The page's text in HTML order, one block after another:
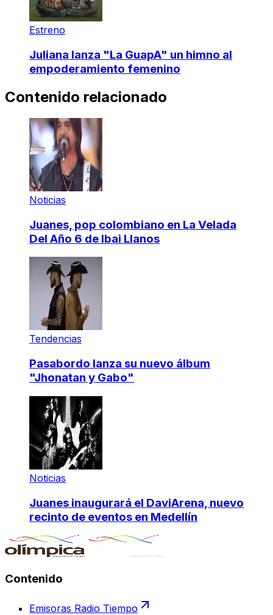
Estreno
Juliana lanza "La GuapA" un himno al
empoderamiento femenino
Contenido relacionado
Noticias
Juanes, pop colombiano en La Velada
Del Año 6 de Ibai Llanos
Tendencias
Pasabordo lanza su nuevo álbum
"Jhonatan y Gabo"
Noticias
Juanes inaugurará el DaviArena, nuevo
recinto de eventos en Medellín
Contenido
Emisoras Radio Tiempo